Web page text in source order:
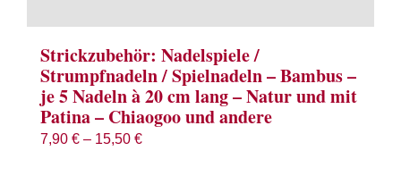
Strickzubehör: Nadelspiele /
Strumpfnadeln / Spielnadeln – Bambus –
je 5 Nadeln à 20 cm lang – Natur und mit
Patina – Chiaogoo und andere
7,90 € – 15,50 €